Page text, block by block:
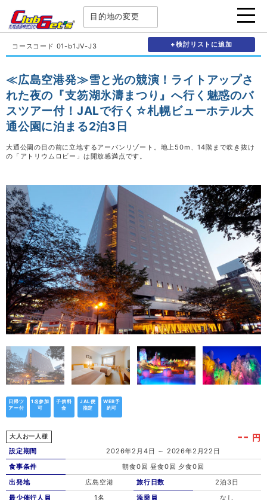
目的地の変更
コースコード 01-b1JV-J3 +検討リストに追加
≪広島空港発≫雪と光の競演！ライトアップさ
れた夜の『支笏湖氷濤まつり』へ行く魅惑のバ
スツアー付！JALで行く☆札幌ビューホテル大
通公園に泊まる2泊3日
大通公園の目の前に立地するアーバンリゾート。地上50m、14階まで吹き抜け
の「アトリウムロビー」は開放感満点です。
日帰ツ
アー付
1名参加
可
子供料
金
JAL便
指定
WEB予
約可
大人お一人様 -- 円
設定期間
2026年2月4日 ～ 2026年2月22日
食事条件
朝食0回 昼食0回 夕食0回
出発地
広島空港
最少催行人員
1名
旅行日数
2泊3日
添乗員
なし